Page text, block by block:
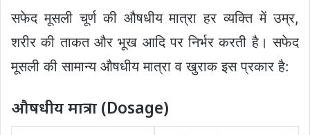
सफेद मूसली चूर्ण की औषधीय मात्रा हर व्यक्ति में उम्र,
शरीर की ताकत और भूख आदि पर निर्भर करती है। सफेद
मूसली की सामान्य औषधीय मात्रा व खुराक इस प्रकार है:
औषधीय मात्रा (Dosage)